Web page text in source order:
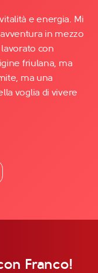
e energia. Mi
in mezzo
con
friulana, ma
ma una
voglia di vivere
Franco!